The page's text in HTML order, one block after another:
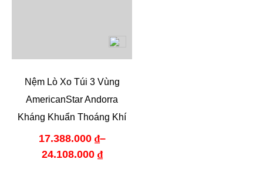
Nệm Lò Xo Túi 3 Vùng
AmericanStar Andorra
Kháng Khuẩn Thoáng Khí
17.388.000 ₫–
24.108.000 ₫